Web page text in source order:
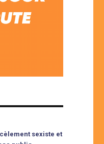
sexiste et